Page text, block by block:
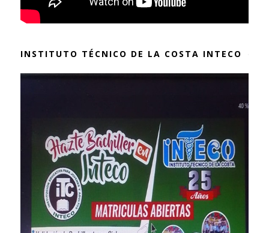
INSTITUTO TÉCNICO DE LA COSTA INTECO